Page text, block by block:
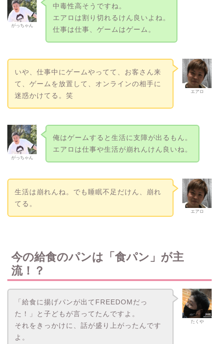
がっちゃん
中毒性高そうですね。
エアロは割り切れるけん良いよね。
仕事は仕事、ゲームはゲーム。
エアロ
いや、仕事中にゲームやってて、お客さん来
て、ゲームを放置して、オンラインの相手に
迷惑かけてる。笑
がっちゃん
俺はゲームすると生活に支障が出るもん。
エアロは仕事や生活が崩れんけん良いね。
エアロ
生活は崩れんね。でも睡眠不足だけん、崩れ
てる。
今の給食のパンは「食パン」が主
流！？
たくや
「給食に揚げパンが出てFREEDOMだっ
た！」と子どもが言ってたんですよ。
それをきっかけに、話が盛り上がったんです
よ。